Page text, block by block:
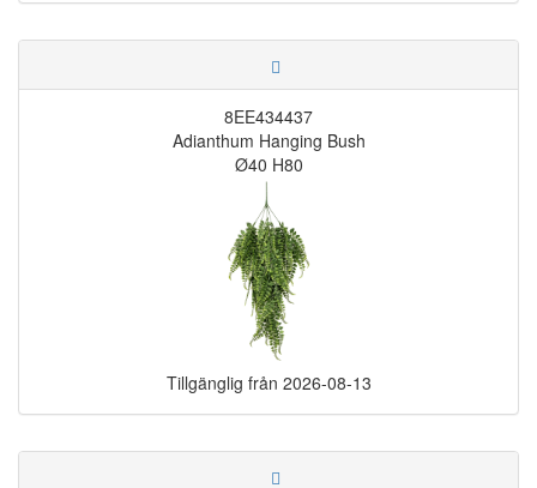
8EE434437
Adianthum Hanging Bush
Ø40 H80
Tillgänglig från 2026-08-13